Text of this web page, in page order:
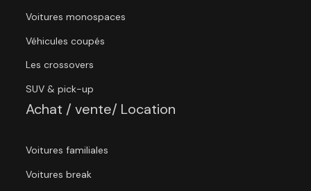
Voitures monospaces
Véhicules coupés
Les crossovers
SUV & pick-up
Achat / vente/ Location
Voitures familiales
Voitures break